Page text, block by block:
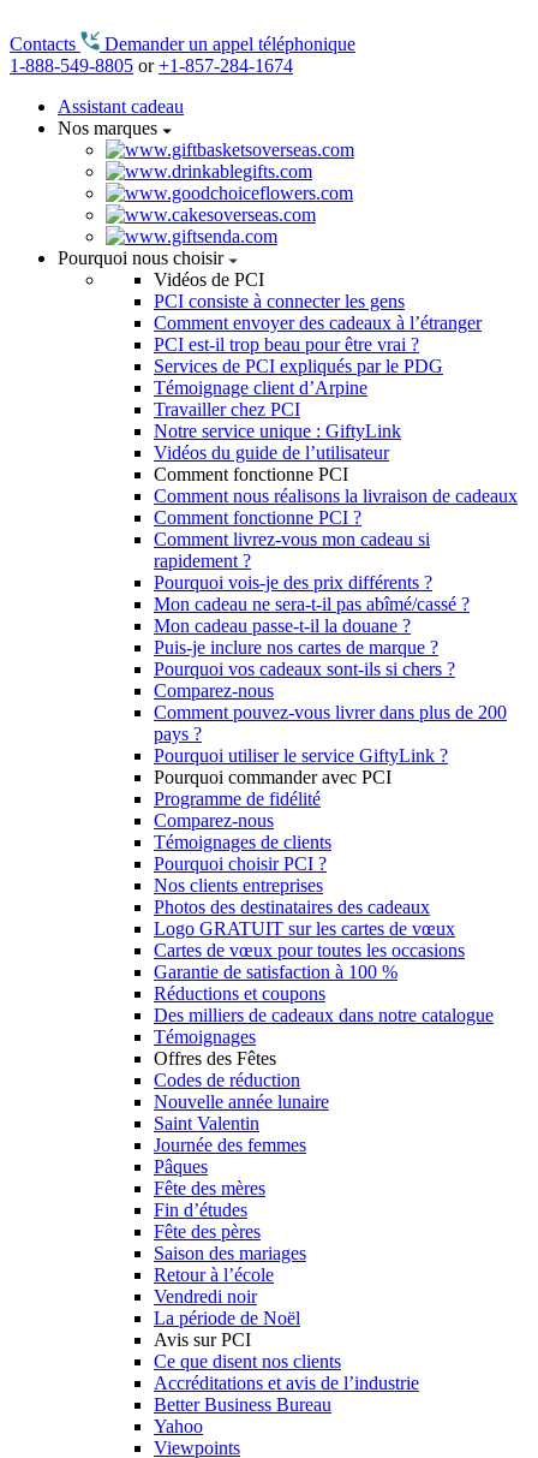
Contacts
Demander un appel téléphonique
1-888-549-8805 or+1-857-284-1674
Assistant cadeau
Nos marques
Pourquoi nous choisir
Vidéos de PCI
PCI consiste à connecter les gens
Comment envoyer des cadeaux à l’étranger
PCI est-il trop beau pour être vrai ?
Services de PCI expliqués par le PDG
Témoignage client d’Arpine
Travailler chez PCI
Notre service unique : GiftyLink
Vidéos du guide de l’utilisateur
Comment fonctionne PCI
Comment nous réalisons la livraison de cadeaux
Comment fonctionne PCI ?
Comment livrez-vous mon cadeau si
rapidement ?
Pourquoi vois-je des prix différents ?
Mon cadeau ne sera-t-il pas abîmé/cassé ?
Mon cadeau passe-t-il la douane ?
Puis-je inclure nos cartes de marque ?
Pourquoi vos cadeaux sont-ils si chers ?
Comparez-nous
Comment pouvez-vous livrer dans plus de 200
pays ?
Pourquoi utiliser le service GiftyLink ?
Pourquoi commander avec PCI
Programme de fidélité
Comparez-nous
Témoignages de clients
Pourquoi choisir PCI ?
Nos clients entreprises
Photos des destinataires des cadeaux
Logo GRATUIT sur les cartes de vœux
Cartes de vœux pour toutes les occasions
Garantie de satisfaction à 100 %
Réductions et coupons
Des milliers de cadeaux dans notre catalogue
Témoignages
Offres des Fêtes
Codes de réduction
Nouvelle année lunaire
Saint Valentin
Journée des femmes
Pâques
Fête des mères
Fin d’études
Fête des pères
Saison des mariages
Retour à l’école
Vendredi noir
La période de Noël
Avis sur PCI
Ce que disent nos clients
Accréditations et avis de l’industrie
Better Business Bureau
Yahoo
Viewpoints